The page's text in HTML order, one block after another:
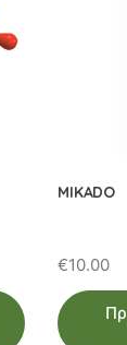
MIKADO
€10.00